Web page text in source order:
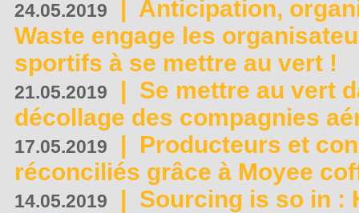
24.05.2019 | Anticipation,
Waste engage les
sportifs à se mettre au vert !
21.05.2019 | Se mettre au vert
décollage des compagnies
17.05.2019 | Producteurs et
réconciliés grâce à Moyee
14.05.2019 | Sourcing is so in :